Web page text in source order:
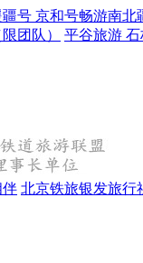
号 京和号畅游南北
团队） 平谷旅游 石
伴 北京铁旅银发旅行